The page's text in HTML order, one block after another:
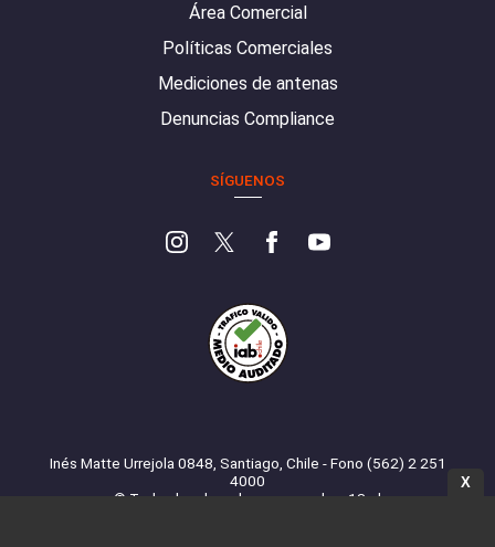
Área Comercial
Políticas Comerciales
Mediciones de antenas
Denuncias Compliance
SÍGUENOS
Inés Matte Urrejola 0848, Santiago, Chile - Fono (562) 2 251
4000
© Todos los derechos reservados. 13.cl
X